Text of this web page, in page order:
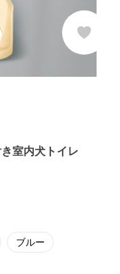
室内犬トイレ
ブルー